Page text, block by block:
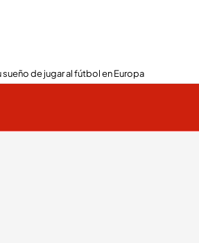
de jugar al fútbol en Europa